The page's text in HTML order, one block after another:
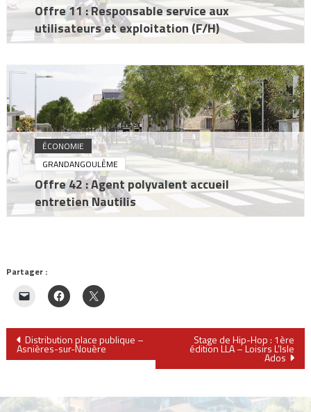
Offre 11 : Responsable service aux
utilisateurs et exploitation (F/H)
ÉCONOMIE
GRANDANGOULÊME
Offre 42 : Agent polyvalent accueil
entretien Nautilis
Partager :
Navigation
de
l’article
Distribution place publique –
Asnières-sur-Nouère
Stage de Hip-Hop : 1ère
édition LLA – Loisirs L’Isle
Ados